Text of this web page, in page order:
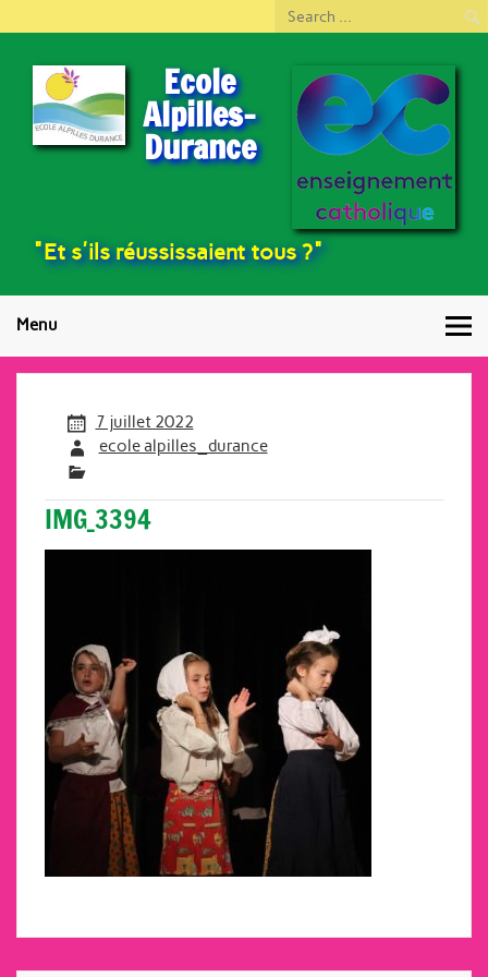
Ecole
Alpilles-
Durance
"Et s'ils réussissaient tous ?"
Menu
7 juillet 2022
ecole alpilles_durance
IMG_3394